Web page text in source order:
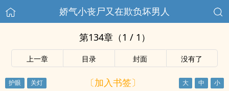
娇气小丧尸又在欺负坏男人
第134章（1 / 1）
上一章 目录 封面 没有了
〔加入书签〕